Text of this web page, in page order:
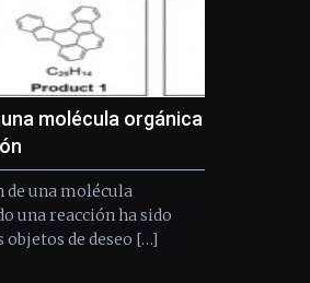
molécula orgánica
de una molécula
una reacción ha sido
objetos de deseo […]